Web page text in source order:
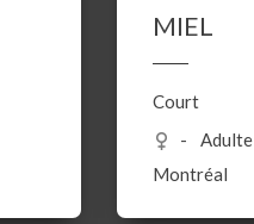
MIEL
Court
Adulte
Montréal